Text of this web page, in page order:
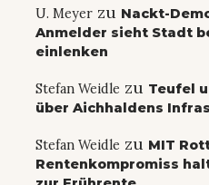
U. Meyer zu Nackt-
Anmelder sieht Stadt
einlenken
Stefan Weidle zu Teufel
über Aichhaldens
Stefan Weidle zu MIT
Rentenkompromiss